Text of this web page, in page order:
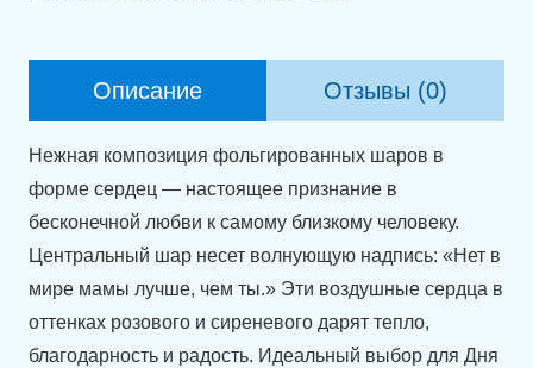
с
любовью".
Описание Отзывы (0)
Нежная композиция фольгированных шаров в
форме сердец — настоящее признание в
бесконечной любви к самому близкому человеку.
Центральный шар несет волнующую надпись: «Нет в
мире мамы лучше, чем ты.» Эти воздушные сердца в
оттенках розового и сиреневого дарят тепло,
благодарность и радость. Идеальный выбор для Дня